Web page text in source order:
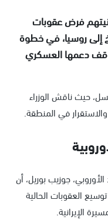
نيتهم فرض عقوبات
إلى روسيا، في خطوة
دعمها العسكري
حيث ناقش الوزراء
في المنطقة.
جوزيب بوريل، أن
العقوبات الحالية
الإيرانية.